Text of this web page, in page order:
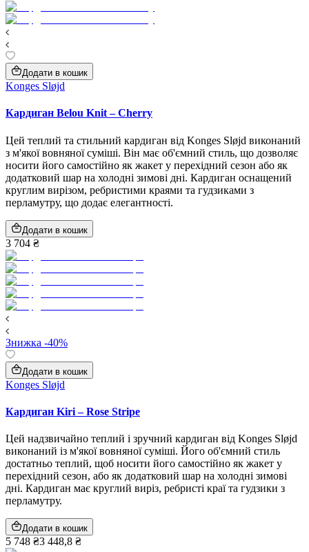
Додати в кошик
Konges Sløjd
Кардиган Belou Knit – Cherry
Цей теплий та стильний кардиган від Konges Sløjd виконаний
з м'якої вовняної суміші. Він має об'ємний стиль, що дозволяє
носити його самостійно як жакет у перехідний сезон або як
додатковий шар на холодні зимові дні. Кардиган оснащений
круглим вирізом, ребристими краями та гудзиками з
перламутру, що додає елегантності.
Додати в кошик
3 704 ₴
Знижка -40%
Додати в кошик
Konges Sløjd
Кардиган Kiri – Rose Stripe
Цей надзвичайно теплий і зручний кардиган від Konges Sløjd
виконаний із м'якої вовняної суміші. Його об'ємний стиль
достатньо теплий, щоб носити його самостійно як жакет у
перехідний сезон, або як додатковий шар на холодні зимові
дні. Кардиган має круглий виріз, ребристі краї та гудзики з
перламутру.
Додати в кошик
5 748 ₴3 448,8 ₴